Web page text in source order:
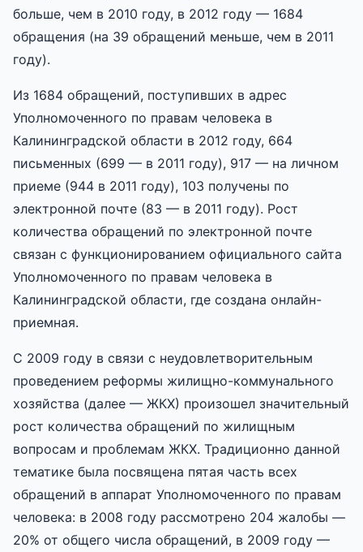
больше, чем в 2010 году, в 2012 году — 1684
обращения (на 39 обращений меньше, чем в 2011
году).
Из 1684 обращений, поступивших в адрес
Уполномоченного по правам человека в
Калининградской области в 2012 году, 664
письменных (699 — в 2011 году), 917 — на личном
приеме (944 в 2011 году), 103 получены по
электронной почте (83 — в 2011 году). Рост
количества обращений по электронной почте
связан с функционированием официального сайта
Уполномоченного по правам человека в
Калининградской области, где создана онлайн-
приемная.
С 2009 году в связи с неудовлетворительным
проведением реформы жилищно-коммунального
хозяйства (далее — ЖКХ) произошел значительный
рост количества обращений по жилищным
вопросам и проблемам ЖКХ. Традиционно данной
тематике была посвящена пятая часть всех
обращений в аппарат Уполномоченного по правам
человека: в 2008 году рассмотрено 204 жалобы —
20% от общего числа обращений, в 2009 году —